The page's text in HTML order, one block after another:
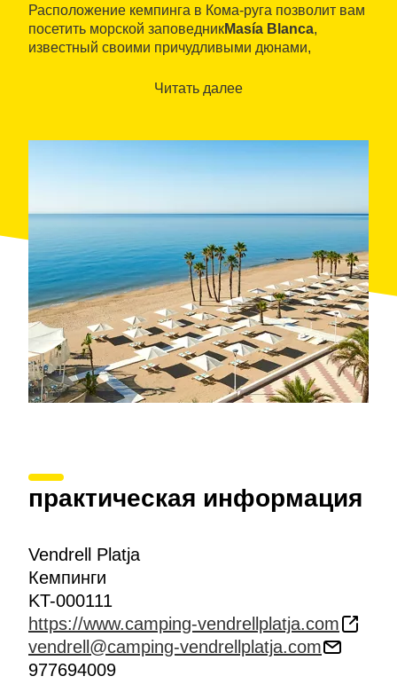
Расположение кемпинга в Кома-руга позволит вам
посетить морской заповедникMasía Blanca,
известный своими причудливыми дюнами,
богатством и разнообразием экосистемы морского
Читать далее
практическая информация
Vendrell Platja
Кемпинги
KT-000111
https://www.camping-vendrellplatja.com
vendrell@camping-vendrellplatja.com
977694009